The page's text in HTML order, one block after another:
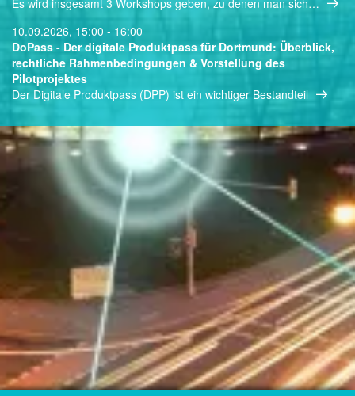
Es wird insgesamt 3 Workshops geben, zu denen man sich…
10.09.2026, 15:00 - 16:00
DoPass - Der digitale Produktpass für Dortmund: Überblick,
rechtliche Rahmenbedingungen & Vorstellung des
Pilotprojektes
Der Digitale Produktpass (DPP) ist ein wichtiger Bestandteil